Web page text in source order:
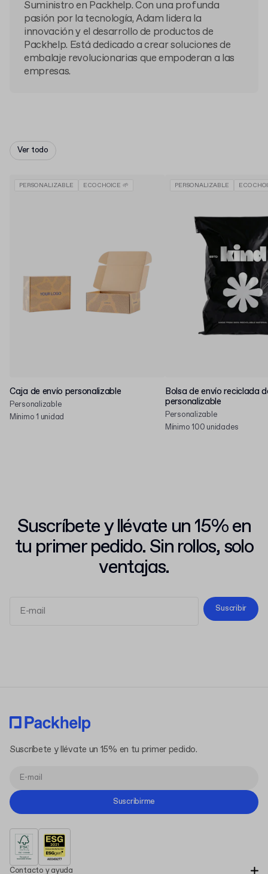
Suministro en Packhelp. Con una profunda
pasión por la tecnología, Adam lidera la
innovación y el desarrollo de productos de
Packhelp. Está dedicado a crear soluciones de
embalaje revolucionarias que empoderan a las
empresas.
Ver todo
PERSONALIZABLE ECO CHOICE 🌱
Caja de envío personalizable
Personalizable
Mínimo 1 unidad
PERSONALIZABLE ECO
Bolsa de envío reciclada
personalizable
Personalizable
Mínimo 100 unidades
Suscríbete y llévate un 15% en
tu primer pedido. Sin rollos, solo
ventajas.
Suscribir
Contacto y ayuda
Suscríbete y llévate un 15% en tu primer pedido.
Suscribirme